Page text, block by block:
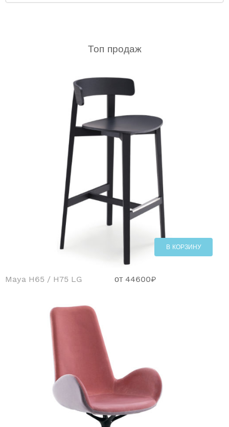
запросу:
Топ продаж
В КОРЗИНУ
Maya H65 / H75 LG от 44600₽